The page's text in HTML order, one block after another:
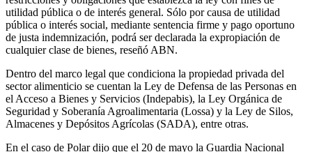
utilidad pública o de interés general. Sólo por causa de utilidad
pública o interés social, mediante sentencia firme y pago oportuno
de justa indemnización, podrá ser declarada la expropiación de
cualquier clase de bienes, reseñó ABN.
Dentro del marco legal que condiciona la propiedad privada del
sector alimenticio se cuentan la Ley de Defensa de las Personas en
el Acceso a Bienes y Servicios (Indepabis), la Ley Orgánica de
Seguridad y Soberanía Agroalimentaria (Lossa) y la Ley de Silos,
Almacenes y Depósitos Agrícolas (SADA), entre otras.
En el caso de Polar dijo que el 20 de mayo la Guardia Nacional